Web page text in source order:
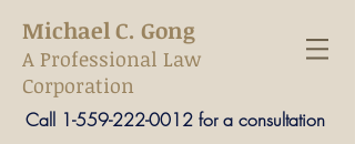
Michael C. Gong
A Professional Law
Corporation
Call 1-559-222-0012for a consultation